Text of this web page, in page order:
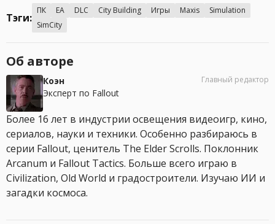
Тэги:
ПК EA DLC City Building Игры Maxis
Simulation
SimCity
Об авторе
Коэн
Эксперт по Fallout
Главный редактор
Более 16 лет в индустрии освещения видеоигр, кино,
сериалов, науки и техники. Особенно разбираюсь в
серии Fallout, ценитель The Elder Scrolls. Поклонник
Arcanum и Fallout Tactics. Больше всего играю в
Civilization, Old World и градостроители. Изучаю ИИ и
загадки космоса.